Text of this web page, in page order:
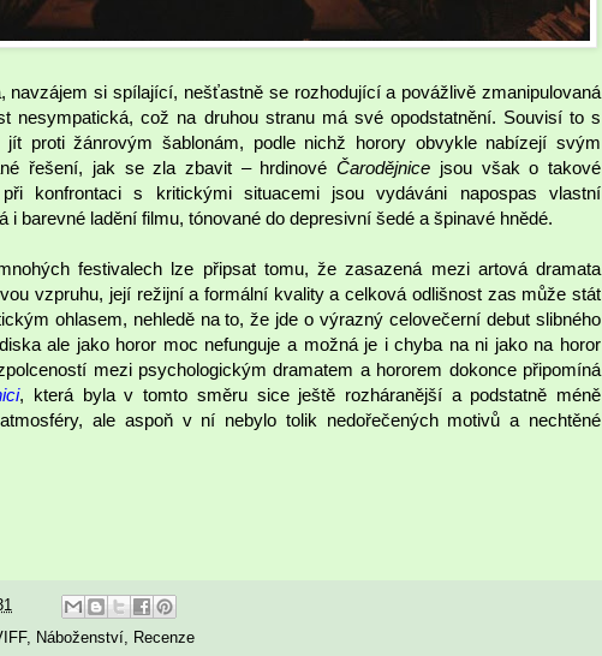
navzájem si spílající, nešťastně se rozhodující a povážlivě zmanipulovaná
nesympatická, což na druhou stranu má své opodstatnění. Souvisí to s
jít proti žánrovým šablonám, podle nichž horory obvykle nabízejí svým
řešení, jak se zla zbavit – hrdinovéČarodějnice jsou však o takové
konfrontaci s kritickými situacemi jsou vydáváni napospas vlastní
i barevné ladění filmu, tónované do depresivní šedé a špinavé hnědé.
festivalech lze připsat tomu, že zasazená mezi artová dramata
vzpruhu, její režijní a formální kvality a celková odlišnost zas může stát
ohlasem, nehledě na to, že jde o výrazný celovečerní debut slibného
ale jako horor moc nefunguje a možná je i chyba na ni jako na horor
mezi psychologickým dramatem a hororem dokonce připomíná
, která byla v tomto směru sice ještě rozháranější a podstatně méně
ale aspoň v ní nebylo tolik nedořečených motivů a nechtěné
, Náboženství Recenze